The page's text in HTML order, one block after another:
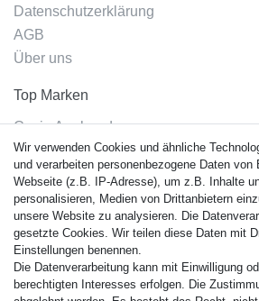
Datenschutzerklärung
AGB
Über uns
Top Marken
Casio Armband
Festina Armband
Citizen Armband
M. Lacroix Armband
J. Lemans Armband
Uhrenarmbänder - Alle
Sicherheit
Wir verwenden Cookies und ähnliche
und verarbeiten personenbezogene Daten von
Webseite (z.B. IP-Adresse), um z.B. Inhalte
personalisieren, Medien von Drittanbietern
unsere Website zu analysieren. Die
gesetzte Cookies. Wir teilen diese Daten mit
Einstellungen benennen.
Die Datenverarbeitung kann mit Einwilligung
berechtigten Interesses erfolgen. Die